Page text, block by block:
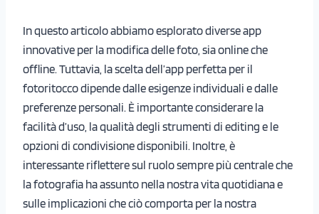
In questo articolo abbiamo esplorato diverse app
innovative per la modifica delle foto, sia online che
offline. Tuttavia, la scelta dell’app perfetta per il
fotoritocco dipende dalle esigenze individuali e dalle
preferenze personali. È importante considerare la
facilità d’uso, la qualità degli strumenti di editing e le
opzioni di condivisione disponibili. Inoltre, è
interessante riflettere sul ruolo sempre più centrale che
la fotografia ha assunto nella nostra vita quotidiana e
sulle implicazioni che ciò comporta per la nostra